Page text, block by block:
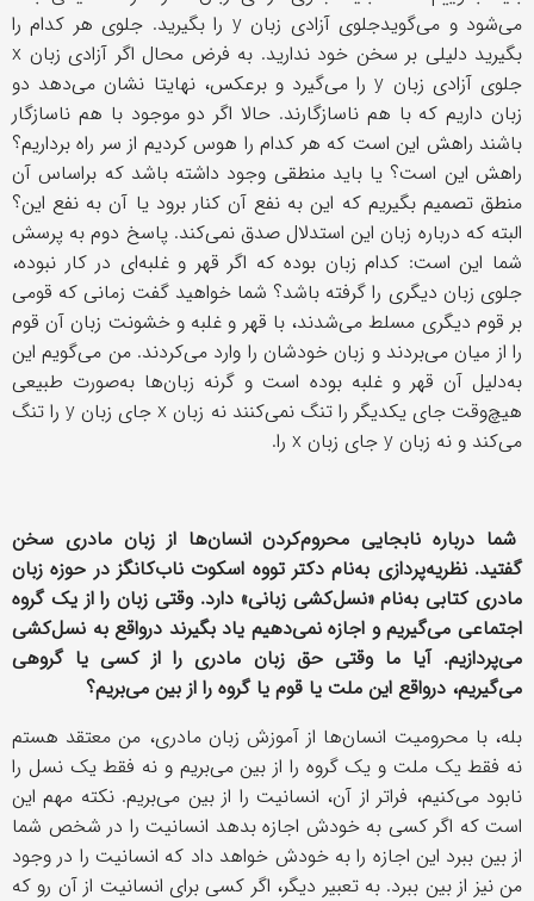
می‌شود و می‌گویدجلوی آزادی زبانy را بگیرید. جلوی هر کدام را
بگیرید دلیلی بر سخن خود ندارید. به فرض محال اگر آزادی زبان x
جلوی آزادی زبان yرا می‌گیرد و برعکس، نهایتا نشان می‌دهد دو
زبان داریم که با هم ناسازگارند. حالا اگر دو موجود با هم ناسازگار
باشند راهش این است که هر کدام را هوس کردیم از سر راه برداریم؟
راهش این است؟ یا باید منطقی وجود داشته باشد که براساس آن
منطق تصمیم بگیریم که این به نفع آن کنار برود یا آن به نفع این؟
البته که درباره زبان این استدلال صدق نمی‌کند. پاسخ دوم به پرسش
شما این است: کدام زبان بوده که اگر قهر و غلبه‌ای در کار نبوده،
جلوی زبان دیگری را گرفته باشد؟ شما خواهید گفت زمانی که قومی
بر قوم دیگری مسلط می‌شدند، با قهر و غلبه و خشونت زبان آن قوم
را از میان می‌بردند و زبان خودشان را وارد می‌کردند. من می‌گویم این
به‌دلیل آن قهر و غلبه بوده است و گرنه زبان‌ها به‌صورت طبیعی
هیچ‌وقت جای یکدیگر را تنگ نمی‌کنند نه زبان xجای زبان yرا تنگ
می‌کند و نه زبان y جای زبان x را.
شما درباره نابجایی محروم‌کردن انسان‌ها از زبان مادری سخن
گفتید. نظریه‌پردازی به‌نام دکتر تووه اسکوت ناب‌کانگز در حوزه زبان
مادری کتابی به‌نام «نسل‌کشی زبانی» دارد. وقتی زبان را از یک گروه
اجتماعی می‌گیریم و اجازه نمی‌دهیم یاد بگیرند درواقع به نسل‌کشی
می‌پردازیم. آیا ما وقتی حق زبان مادری را از کسی یا گروهی
می‌گیریم، درواقع این ملت‌ یا قوم یا گروه را از بین می‌بریم؟
بله، با محرومیت انسان‌ها از آموزش زبان مادری، من معتقد هستم
نه فقط یک ملت و یک گروه را از بین می‌بریم و نه فقط یک نسل را
نابود می‌کنیم، فراتر از آن، انسانیت را از بین می‌بریم. نکته مهم این
است که اگر کسی به خودش اجازه بدهد انسانیت را در شخص شما
از بین ببرد این اجازه را به خودش خواهد داد که انسانیت را در وجود
من نیز از بین ببرد. به تعبیر دیگر، اگر کسی برای انسانیت از آن رو که